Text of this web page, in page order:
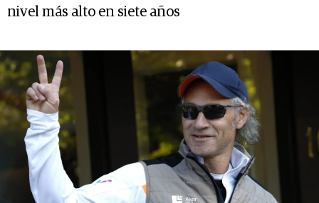
nivel más alto en siete años